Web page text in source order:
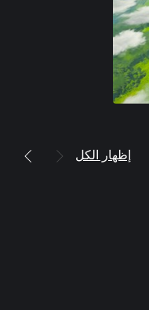
إظهار الكل